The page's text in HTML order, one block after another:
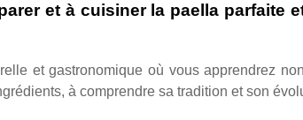
et à cuisiner la paella parfaite
et gastronomique où vous apprendrez
à comprendre sa tradition et son